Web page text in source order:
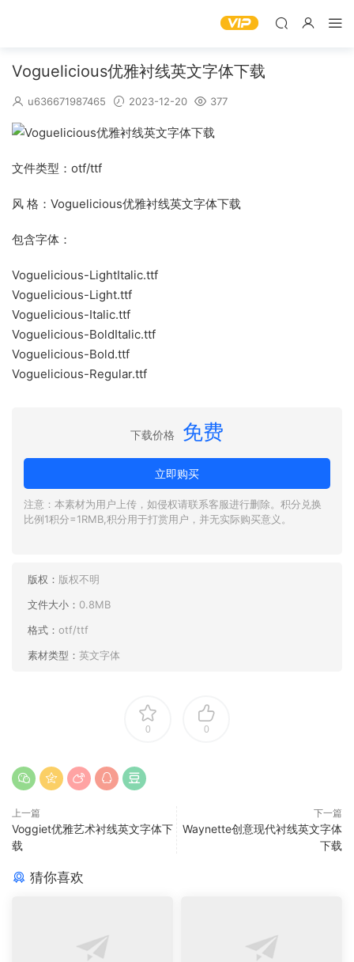
Voguelicious优雅衬线英文字体下载
u636671987465 2023-12-20 377
文件类型：otf/ttf
风 格：Voguelicious优雅衬线英文字体下载
包含字体：
Voguelicious-LightItalic.ttf
Voguelicious-Light.ttf
Voguelicious-Italic.ttf
Voguelicious-BoldItalic.ttf
Voguelicious-Bold.ttf
Voguelicious-Regular.ttf
下载价格 免费
立即购买
注意：本素材为用户上传，如侵权请联系客服进行删除。积分兑换
比例1积分=1RMB,积分用于打赏用户，并无实际购买意义。
版权： 版权不明
文件大小： 0.8MB
格式： otf/ttf
素材类型： 英文字体
0 0
上一篇
Voggiet优雅艺术衬线英文字体下
载
下一篇
Waynette创意现代衬线英文字体
下载
猜你喜欢